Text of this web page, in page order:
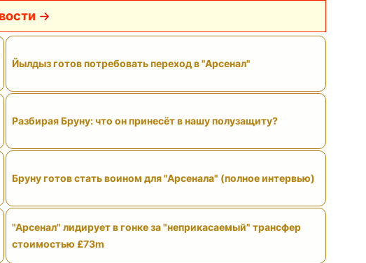
Йылдыз готов потребовать переход в "Арсенал"
Разбирая Бруну: что он принесёт в нашу полузащиту?
Бруну готов стать воином для "Арсенала" (полное интервью)
"Арсенал" лидирует в гонке за "неприкасаемый" трансфер
стоимостью £73m